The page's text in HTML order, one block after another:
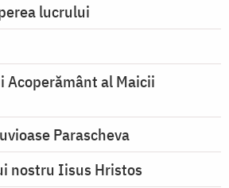
lucrului
al Maicii
Parascheva
nostru Iisus Hristos